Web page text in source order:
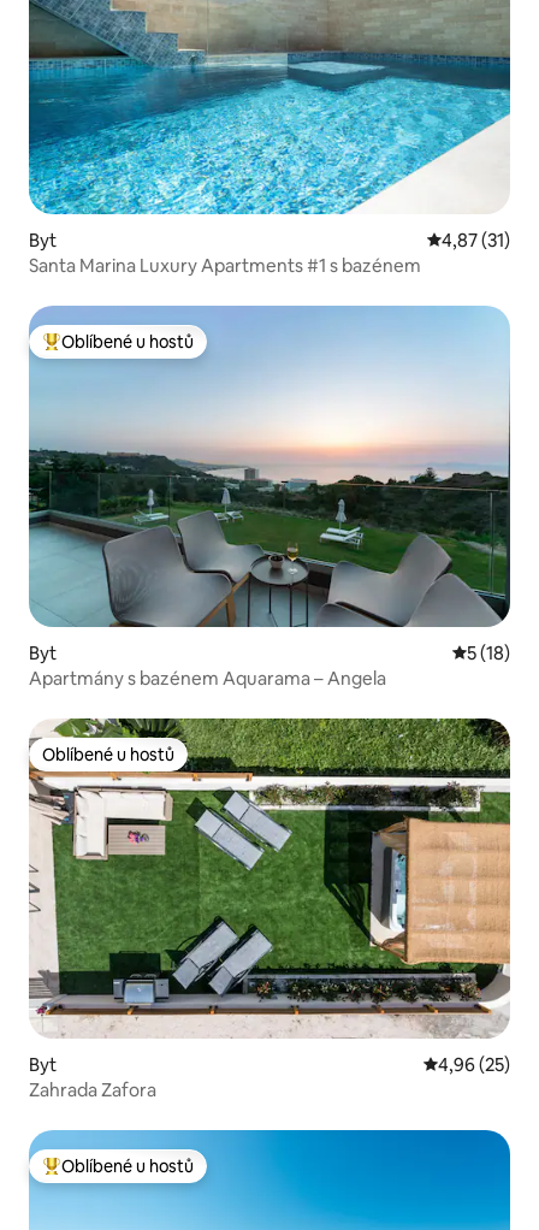
Byt Průměrné
4,87 (31)
Santa Marina Luxury Apartments #1 s bazénem
Nejlepší v kategorii Oblíbené u hostů
Oblíbené u hostů
Byt Průměrné
5 (18)
Apartmány s bazénem Aquarama – Angela
Oblíbené u hostů
Oblíbené u hostů
Byt Průměrné
4,96 (25)
Zahrada Zafora
Nejlepší v kategorii Oblíbené u hostů
Oblíbené u hostů